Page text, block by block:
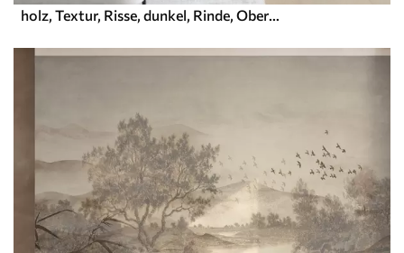
holz, Textur, Risse, dunkel, Rinde, Oberfläche